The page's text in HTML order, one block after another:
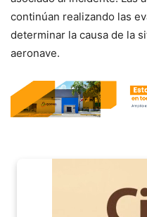
continúan realizando las
determinar la causa de la
aeronave.